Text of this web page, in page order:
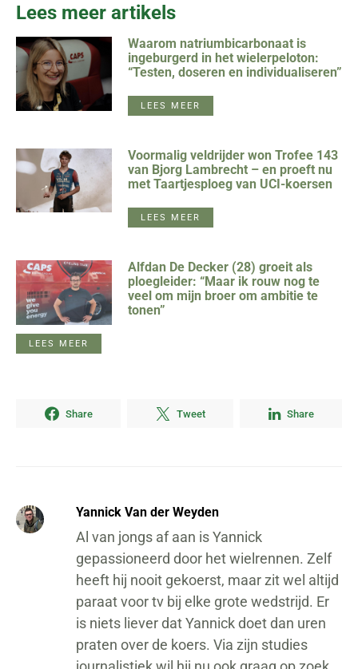
Lees meer artikels
Waarom natriumbicarbonaat is
ingeburgerd in het wielerpeloton:
“Testen, doseren en individualiseren”
LEES MEER
Voormalig veldrijder won Trofee 143
van Bjorg Lambrecht – en proeft nu
met Taartjesploeg van UCI-koersen
LEES MEER
Alfdan De Decker (28) groeit als
ploegleider: “Maar ik rouw nog te
veel om mijn broer om ambitie te
tonen”
LEES MEER
Share Tweet Share
Yannick Van der Weyden
Al van jongs af aan is Yannick
gepassioneerd door het wielrennen. Zelf
heeft hij nooit gekoerst, maar zit wel altijd
paraat voor tv bij elke grote wedstrijd. Er
is niets liever dat Yannick doet dan uren
praten over de koers. Via zijn studies